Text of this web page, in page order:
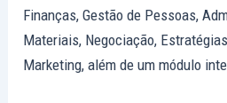
Finanças, Gestão de Pessoas,
Materiais, Negociação,
Marketing, além de um módulo